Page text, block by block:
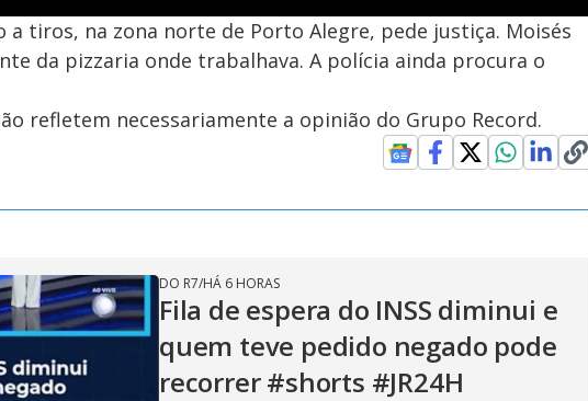
tiros, na zona norte de Porto Alegre, pede justiça. Moisés
da pizzaria onde trabalhava. A polícia ainda procura o
refletem necessariamente a opinião do Grupo Record.
DO R7/HÁ 6 HORAS
Fila de espera do INSS diminui e
quem teve pedido negado pode
recorrer #shorts #JR24H